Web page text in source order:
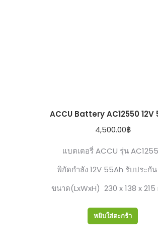
ACCU Battery AC12550 12V
4,500.00฿
แบตเตอรี่ ACCU รุ่น
พิกัดกำลัง 12V 55Ah รับประกัน
ขนาด(LxWxH) 230 x 138 x
หยิบใส่ตะกร้า